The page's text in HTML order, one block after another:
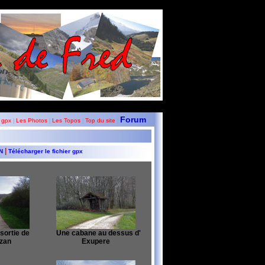
gpx Les Photos Les Topos Top du site Forum
Télécharger le fichier gpx
de
Une cabane au dessus d'
Exupere